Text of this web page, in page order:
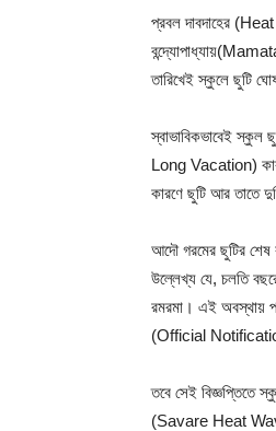
প্রবল দাবদাহের
তারিখেই স্কুলে ছুটি
স্বাভাবিকভাবেই
Long Vacation)
কারণে ছুটি আর তাতে
আদৌ গরমের ছুটির
উল্লেখ্য যে, চলতি
রমরমা। এই অবস্থায়
(Official
তবে সেই বিজ্ঞপ্তিতে
(Savare Heat